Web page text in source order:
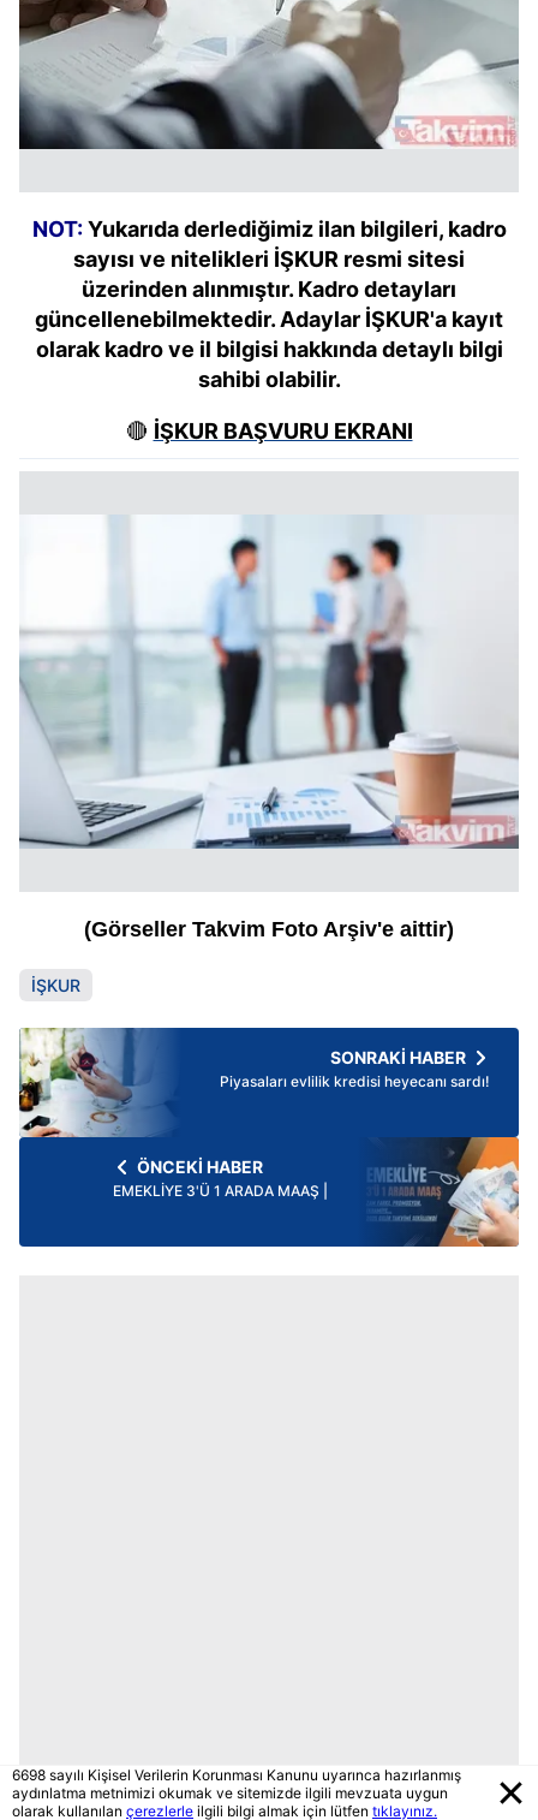
NOT:Yukarıda derlediğimiz ilan bilgileri, kadro
sayısı ve nitelikleri İŞKUR resmi sitesi
üzerinden alınmıştır. Kadro detayları
güncellenebilmektedir. Adaylar İŞKUR'a kayıt
olarak kadro ve il bilgisi hakkında detaylı bilgi
sahibi olabilir.
🔴 İŞKUR BAŞVURU EKRANI
(Görseller Takvim Foto Arşiv'e aittir)
İŞKUR
SONRAKİ HABER
Piyasaları evlilik kredisi heyecanı sardı!
ÖNCEKİ HABER
EMEKLİYE 3'Ü 1 ARADA MAAŞ |
6698 sayılı Kişisel Verilerin Korunması Kanunu uyarınca hazırlanmış
aydınlatma metnimizi okumak ve sitemizde ilgili mevzuata uygun
olarak kullanılan çerezlerle ilgili bilgi almak için lütfen tıklayınız.